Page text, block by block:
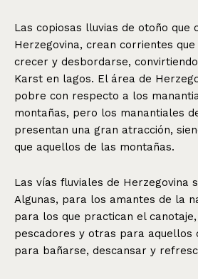
Las copiosas lluvias de otoño que
Herzegovina, crean corrientes
crecer y desbordarse,
Karst en lagos. El área de
pobre con respecto a los
montañas, pero los manantiales
presentan una gran atracción,
que aquellos de las montañas.
Las vías fluviales de Herzegovina
Algunas, para los amantes de la
para los que practican el
pescadores y otras para aquellos
para bañarse, descansar y